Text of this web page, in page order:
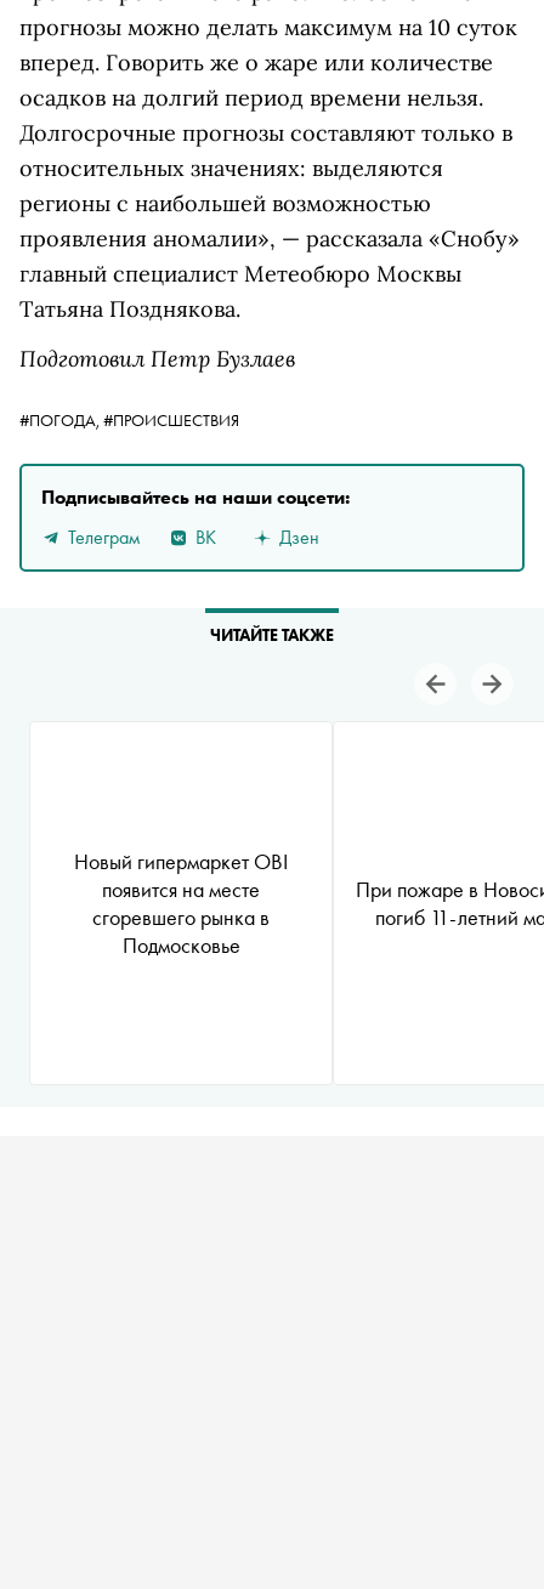
прогнозы можно делать максимум на 10 суток
вперед. Говорить же о жаре или количестве
осадков на долгий период времени нельзя.
Долгосрочные прогнозы составляют только в
относительных значениях: выделяются
регионы с наибольшей возможностью
проявления аномалии», — рассказала «Снобу»
главный специалист Метеобюро Москвы
Татьяна Позднякова.
Подготовил Петр Бузлаев
#ПОГОДА, #ПРОИСШЕСТВИЯ
Подписывайтесь на наши соцсети:
Телеграм
ВК Дзен
ЧИТАЙТЕ ТАКЖЕ
Новый гипермаркет OBI
появится на месте
сгоревшего рынка в
Подмосковье
При пожаре в
погиб 11-летний